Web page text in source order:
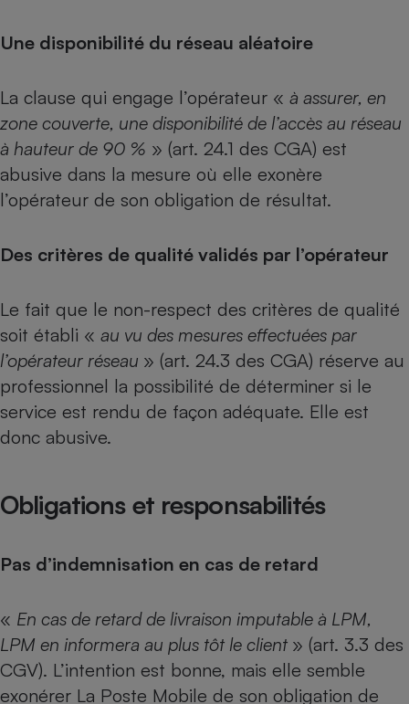
Une disponibilité du réseau aléatoire
La clause qui engage l’opérateur « à assurer, en
zone couverte, une disponibilité de l’accès au réseau
à hauteur de 90 % » (art. 24.1 des CGA) est
abusive dans la mesure où elle exonère
l’opérateur de son obligation de résultat.
Des critères de qualité validés par l’opérateur
Le fait que le non-respect des critères de qualité
soit établi « au vu des mesures effectuées par
l’opérateur réseau » (art. 24.3 des CGA) réserve au
professionnel la possibilité de déterminer si le
service est rendu de façon adéquate. Elle est
donc abusive.
Obligations et responsabilités
Pas d’indemnisation en cas de retard
« En cas de retard de livraison imputable à LPM,
LPM en informera au plus tôt le client » (art. 3.3 des
CGV). L’intention est bonne, mais elle semble
exonérer La Poste Mobile de son obligation de